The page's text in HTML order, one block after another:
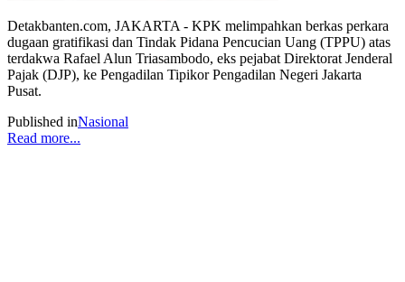
Detakbanten.com, JAKARTA - KPK melimpahkan berkas perkara
dugaan gratifikasi dan Tindak Pidana Pencucian Uang (TPPU) atas
terdakwa Rafael Alun Triasambodo, eks pejabat Direktorat Jenderal
Pajak (DJP), ke Pengadilan Tipikor Pengadilan Negeri Jakarta
Pusat.
Published inNasional
Read more...